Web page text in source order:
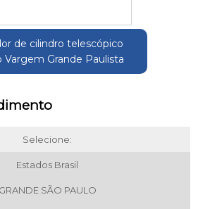
de cilindro telescópico
Vargem Grande Paulista
Selecione:
Estados Brasil
GRANDE SÃO PAULO